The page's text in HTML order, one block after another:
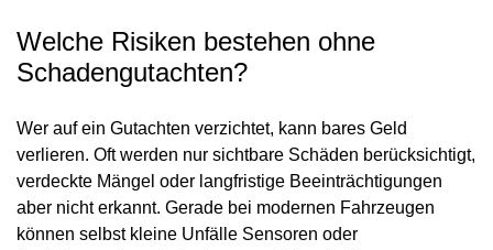
Welche Risiken bestehen ohne
Schadengutachten?
Wer auf ein Gutachten verzichtet, kann bares Geld
verlieren. Oft werden nur sichtbare Schäden berücksichtigt,
verdeckte Mängel oder langfristige Beeinträchtigungen
aber nicht erkannt. Gerade bei modernen Fahrzeugen
können selbst kleine Unfälle Sensoren oder